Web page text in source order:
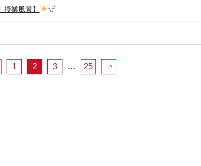
授業風景】
1 2 3 … 25